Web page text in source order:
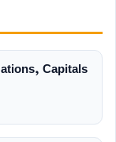
Capitals